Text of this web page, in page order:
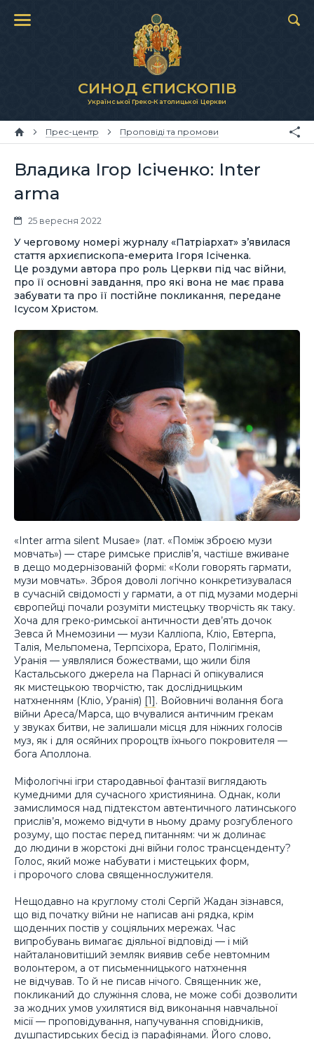
СИНОД ЄПИСКОПІВ
Української Греко-Католицької Церкви
Прес-центр Проповіді та промови
Владика Ігор Ісіченко: Inter
arma
25 вересня 2022
У черговому номері журналу «Патріархат» з’явилася
стаття архиєпископа-емерита Ігоря Ісіченка.
Це роздуми автора про роль Церкви під час війни,
про її основні завдання, про які вона не має права
забувати та про її постійне покликання, передане
Ісусом Христом.
«Inter arma silent Musae» (лат. «Поміж зброєю музи
мовчать») — старе римське прислів’я, частіше вживане
в дещо модернізованій формі: «Коли говорять гармати,
музи мовчать». Зброя доволі логічно конкретизувалася
в сучасній свідомості у гармати, а от під музами модерні
європейці почали розуміти мистецьку творчість як таку.
Хоча для греко-римської античности дев’ять дочок
Зевса й Мнемозини — музи Калліопа, Кліо, Евтерпа,
Талія, Мельпомена, Терпсіхора, Ерато, Полігімнія,
Уранія — уявлялися божествами, що жили біля
Кастальського джерела на Парнасі й опікувалися
як мистецькою творчістю, так дослідницьким
натхненням (Кліо, Уранія) [1]. Войовничі волання бога
війни Ареса/Марса, що вчувалися античним грекам
у звуках битви, не залишали місця для ніжних голосів
муз, як і для осяйних пророцтв їхнього покровителя —
бога Аполлона.
Міфологічні ігри стародавньої фантазії виглядають
кумедними для сучасного християнина. Однак, коли
замислимося над підтекстом автентичного латинського
прислів’я, можемо відчути в ньому драму розгубленого
розуму, що постає перед питанням: чи ж долинає
до людини в жорстокі дні війни голос трансценденту?
Голос, який може набувати і мистецьких форм,
і пророчого слова священнослужителя.
Нещодавно на круглому столі Сергій Жадан зізнався,
що від початку війни не написав ані рядка, крім
щоденних постів у соціяльних мережах. Час
випробувань вимагає діяльної відповіді — і мій
найталановитіший земляк виявив себе невтомним
волонтером, а от письменницького натхнення
не відчував. То й не писав нічого. Священник же,
покликаний до служіння слова, не може собі дозволити
за жодних умов ухилятися від виконання навчальної
місії — проповідування, напучування сповідників,
душпастирських бесід із парафіянами. Його слово,